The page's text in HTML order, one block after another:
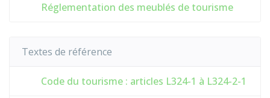
Réglementation des meublés de tourisme
Textes de référence
Code du tourisme : articles L324-1 à L324-2-1